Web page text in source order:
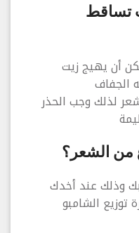
تساقط
أن يهيج زيت
الجفاف
لذلك وجب الحذر
من الشعر؟
وذلك عند أخدك
الشامبو